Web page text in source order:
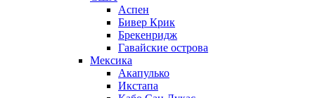
Аспен
Бивер Крик
Брекенридж
Гавайские острова
Мексика
Акапулько
Икстапа